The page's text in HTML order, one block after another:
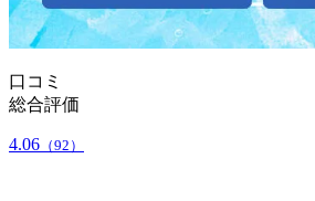
口コミ
総合評価
4.06 （92）